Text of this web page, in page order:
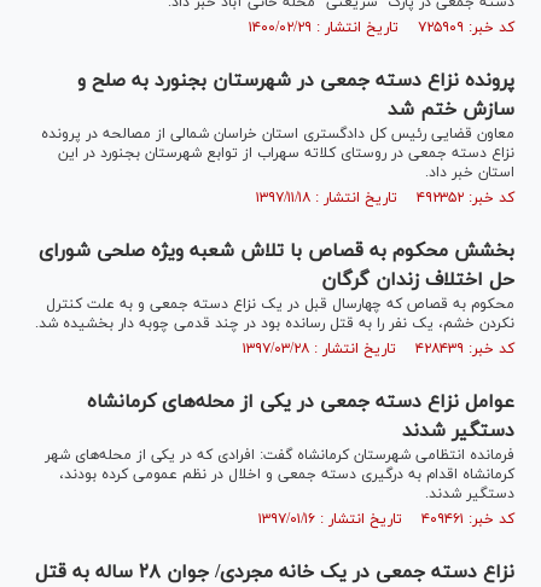
کد خبر: ۷۲۵۹۰۹ تاریخ انتشار : ۱۴۰۰/۰۲/۲۹
پرونده نزاع دسته جمعی در شهرستان بجنورد به صلح و
سازش ختم شد
معاون قضایی رئیس کل دادگستری استان خراسان شمالی از مصالحه در پرونده
نزاع دسته جمعی در روستای کلاته سهراب از توابع شهرستان بجنورد در این
استان خبر داد.
کد خبر: ۴۹۲۳۵۲ تاریخ انتشار : ۱۳۹۷/۱۱/۱۸
بخشش محکوم به قصاص با تلاش شعبه ویژه صلحی شورای
حل اختلاف زندان گرگان
محکوم به قصاص که چهارسال قبل در یک نزاع دسته جمعی و به علت کنترل
نکردن خشم، یک نفر را به قتل رسانده بود در چند قدمی چوبه دار بخشیده شد.
کد خبر: ۴۲۸۴۳۹ تاریخ انتشار : ۱۳۹۷/۰۳/۲۸
عوامل نزاع دسته جمعی در یکی از محله‌های کرمانشاه
دستگیر شدند
فرمانده انتظامی شهرستان کرمانشاه گفت: افرادی که در یکی از محله‌های شهر
کرمانشاه اقدام به درگیری دسته جمعی و اخلال در نظم عمومی کرده بودند،
دستگیر شدند.
کد خبر: ۴۰۹۴۶۱ تاریخ انتشار : ۱۳۹۷/۰۱/۱۶
نزاع دسته جمعی در یک خانه مجردی/ جوان ۲۸ ساله به قتل